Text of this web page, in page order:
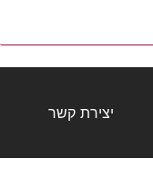
יצירת קשר